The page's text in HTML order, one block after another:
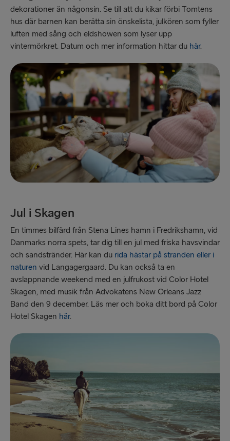
dekorationer än någonsin. Se till att du kikar förbi Tomtens
hus där barnen kan berätta sin önskelista, julkören som fyller
luften med sång och eldshowen som lyser upp
vintermörkret. Datum och mer information hittar du här.
Jul i Skagen
En timmes bilfärd från Stena Lines hamn i Fredrikshamn, vid
Danmarks norra spets, tar dig till en jul med friska havsvindar
och sandstränder. Här kan du rida hästar på stranden eller i
naturen vid Langagergaard. Du kan också ta en
avslappnande weekend med en julfrukost vid Color Hotel
Skagen, med musik från Advokatens New Orleans Jazz
Band den 9 december. Läs mer och boka ditt bord på Color
Hotel Skagen här.